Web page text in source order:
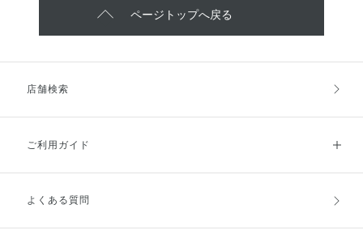
ページトップへ戻る
店舗検索
ご利用ガイド
ご利用ガイドトップ
よくある質問